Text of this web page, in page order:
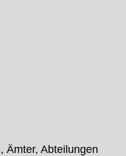
Ämter, Abteilungen